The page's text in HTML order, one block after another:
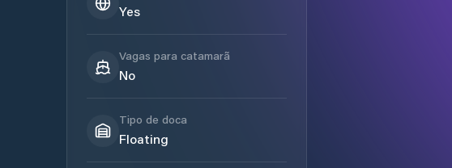
Yes
Vagas para catamarã
No
Tipo de doca
Floating